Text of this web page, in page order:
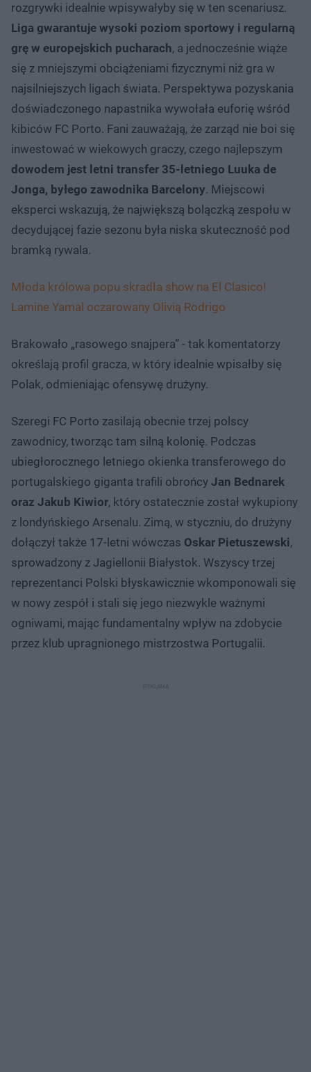
rozgrywki idealnie wpisywałyby się w ten scenariusz.
Liga gwarantuje wysoki poziom sportowy i regularną
grę w europejskich pucharach, a jednocześnie wiąże
się z mniejszymi obciążeniami fizycznymi niż gra w
najsilniejszych ligach świata. Perspektywa pozyskania
doświadczonego napastnika wywołała euforię wśród
kibiców FC Porto. Fani zauważają, że zarząd nie boi się
inwestować w wiekowych graczy, czego najlepszym
dowodem jest letni transfer 35-letniego Luuka de
Jonga, byłego zawodnika Barcelony. Miejscowi
eksperci wskazują, że największą bolączką zespołu w
decydującej fazie sezonu była niska skuteczność pod
bramką rywala.
Młoda królowa popu skradła show na El Clasico!
Lamine Yamal oczarowany Olivią Rodrigo
Brakowało „rasowego snajpera” - tak komentatorzy
określają profil gracza, w który idealnie wpisałby się
Polak, odmieniając ofensywę drużyny.
Szeregi FC Porto zasilają obecnie trzej polscy
zawodnicy, tworząc tam silną kolonię. Podczas
ubiegłorocznego letniego okienka transferowego do
portugalskiego giganta trafili obrońcy Jan Bednarek
oraz Jakub Kiwior, który ostatecznie został wykupiony
z londyńskiego Arsenalu. Zimą, w styczniu, do drużyny
dołączył także 17-letni wówczas Oskar Pietuszewski,
sprowadzony z Jagiellonii Białystok. Wszyscy trzej
reprezentanci Polski błyskawicznie wkomponowali się
w nowy zespół i stali się jego niezwykle ważnymi
ogniwami, mając fundamentalny wpływ na zdobycie
przez klub upragnionego mistrzostwa Portugalii.